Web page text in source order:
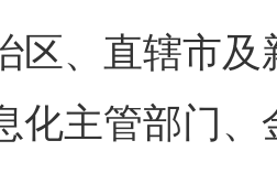
区、直辖市
化主管部门